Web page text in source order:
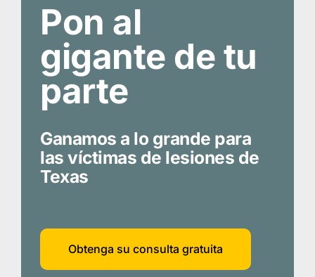
Pon al
gigante de tu
parte
Ganamos a lo grande para
las víctimas de lesiones de
Texas
Obtenga su consulta gratuita